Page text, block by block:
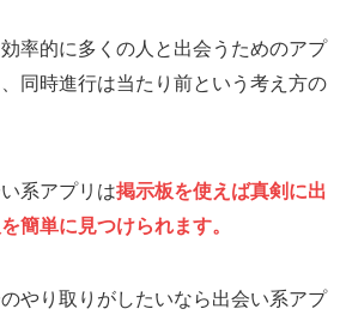
持ちしてみる
リで同時進行されてる人が使う
プリ4選
ル
率的に多くの人と出会うためのアプ
同時進行は当たり前という考え方の
系アプリは掲示板を使えば真剣に出
簡単に見つけられます。
やり取りがしたいなら出会い系アプ